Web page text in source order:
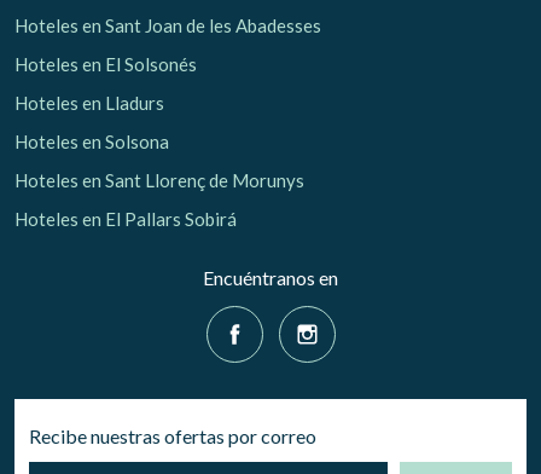
Hoteles en Sant Joan de les Abadesses
Hoteles en El Solsonés
Hoteles en Lladurs
Hoteles en Solsona
Hoteles en Sant Llorenç de Morunys
Hoteles en El Pallars Sobirá
Encuéntranos en
Recibe nuestras ofertas por correo